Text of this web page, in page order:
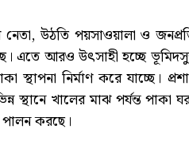
উঠতি পয়সাওয়ালা ও
এতে আরও উৎসাহী হচ্ছে
নির্মাণ করে যাচ্ছে।
স্থানে খালের মাঝ পর্যন্ত
করছে।